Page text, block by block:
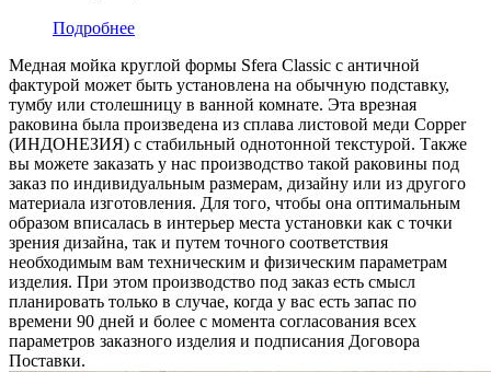
Подробнее
Медная мойка круглой формы Sfera Classic с античной
фактурой может быть установлена на обычную подставку,
тумбу или столешницу в ванной комнате. Эта врезная
раковина была произведена из сплава листовой меди Copper
(ИНДОНЕЗИЯ) c стабильный однотонной текстурой. Также
вы можете заказать у нас производство такой раковины под
заказ по индивидуальным размерам, дизайну или из другого
материала изготовления. Для того, чтобы она оптимальным
образом вписалась в интерьер места установки как с точки
зрения дизайна, так и путем точного соответствия
необходимым вам техническим и физическим параметрам
изделия. При этом производство под заказ есть смысл
планировать только в случае, когда у вас есть запас по
времени 90 дней и более с момента согласования всех
параметров заказного изделия и подписания Договора
Поставки.